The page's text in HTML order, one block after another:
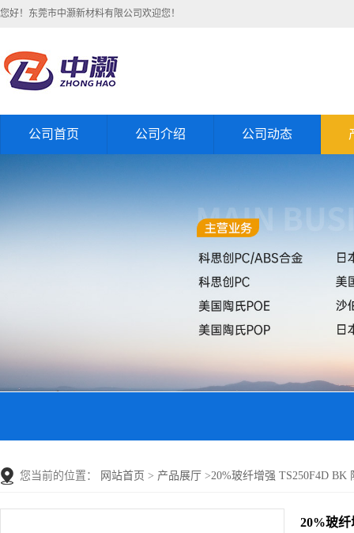
您好！东莞市中灏新材料有限公司欢迎您！
公司首页 公司介绍 公司动态
您当前的位置： 网站首页 > 产品展厅 >20%玻纤增强 TS250F4D BK
20%玻纤